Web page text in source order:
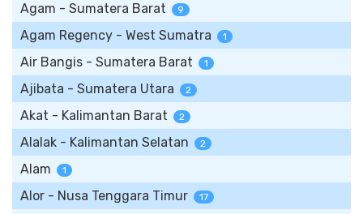
Agam - Sumatera Barat 9
Agam Regency - West Sumatra 1
Air Bangis - Sumatera Barat 1
Ajibata - Sumatera Utara 2
Akat - Kalimantan Barat 2
Alalak - Kalimantan Selatan 2
Alam 1
Alor - Nusa Tenggara Timur 17